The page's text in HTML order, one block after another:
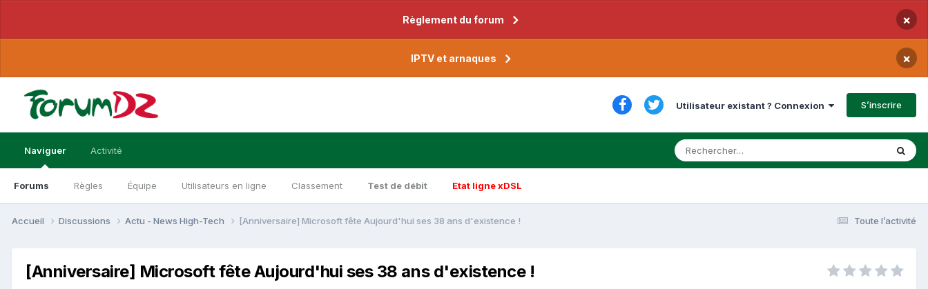
Règlement du forum ×
IPTV et arnaques ×
Utilisateur existant ? Connexion S’inscrire
Naviguer
Forums Règles Équipe Utilisateurs en ligne Classement Test de débit Etat ligne xDSL
Activité
Toute l’activité
Accueil Discussions Actu - News High-Tech [Anniversaire] Microsoft fête Aujourd'hui ses 38 ans d'existence !
[Anniversaire] Microsoft fête Aujourd'hui ses 38 ans d'existence !